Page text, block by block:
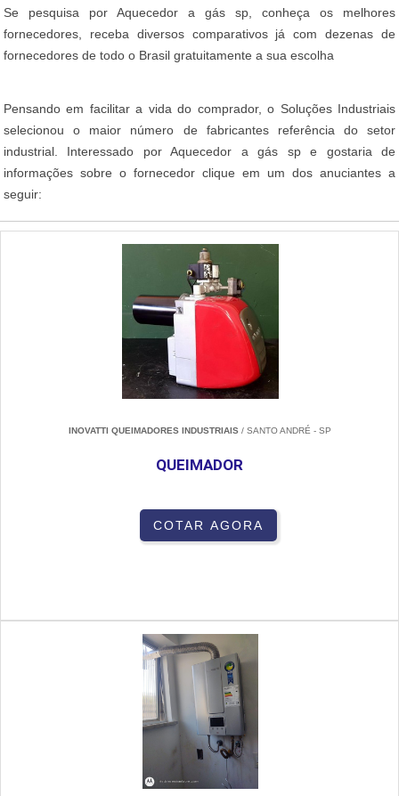
Se pesquisa por Aquecedor a gás sp, conheça os melhores
fornecedores, receba diversos comparativos já com dezenas de
fornecedores de todo o Brasil gratuitamente a sua escolha
Pensando em facilitar a vida do comprador, o Soluções Industriais
selecionou o maior número de fabricantes referência do setor
industrial. Interessado por Aquecedor a gás sp e gostaria de
informações sobre o fornecedor clique em um dos anuciantes a
seguir:
INOVATTI QUEIMADORES INDUSTRIAIS/ SANTO ANDRÉ - SP
QUEIMADOR
COTAR AGORA